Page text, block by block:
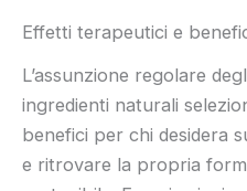
Effetti terapeutici e
L’assunzione regolare
ingredienti naturali
benefici per chi desidera
e ritrovare la propria